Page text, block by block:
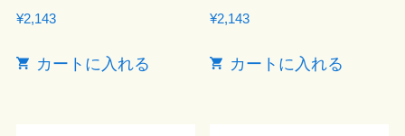
¥2,143
カートに入れる
¥2,143
カートに入れる